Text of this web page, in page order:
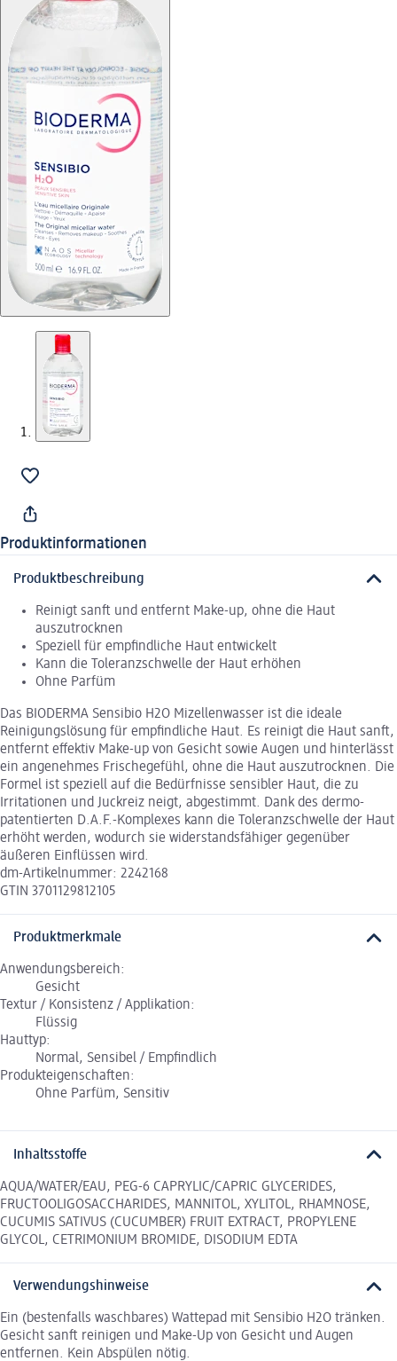
Produktinformationen
Produktbeschreibung
Reinigt sanft und entfernt Make-up, ohne die Haut
auszutrocknen
Speziell für empfindliche Haut entwickelt
Kann die Toleranzschwelle der Haut erhöhen
Ohne Parfüm
Das BIODERMA Sensibio H2O Mizellenwasser ist die ideale
Reinigungslösung für empfindliche Haut. Es reinigt die Haut sanft,
entfernt effektiv Make-up von Gesicht sowie Augen und hinterlässt
ein angenehmes Frischegefühl, ohne die Haut auszutrocknen. Die
Formel ist speziell auf die Bedürfnisse sensibler Haut, die zu
Irritationen und Juckreiz neigt, abgestimmt. Dank des dermo-
patentierten D.A.F.-Komplexes kann die Toleranzschwelle der Haut
erhöht werden, wodurch sie widerstandsfähiger gegenüber
äußeren Einflüssen wird.
dm-Artikelnummer: 2242168
GTIN 3701129812105
Produktmerkmale
Anwendungsbereich:
Gesicht
Textur / Konsistenz / Applikation:
Flüssig
Hauttyp:
Normal, Sensibel / Empfindlich
Produkteigenschaften:
Ohne Parfüm, Sensitiv
Inhaltsstoffe
AQUA/WATER/EAU, PEG-6 CAPRYLIC/CAPRIC GLYCERIDES,
FRUCTOOLIGOSACCHARIDES, MANNITOL, XYLITOL, RHAMNOSE,
CUCUMIS SATIVUS (CUCUMBER) FRUIT EXTRACT, PROPYLENE
GLYCOL, CETRIMONIUM BROMIDE, DISODIUM EDTA
Verwendungshinweise
Ein (bestenfalls waschbares) Wattepad mit Sensibio H2O tränken.
Gesicht sanft reinigen und Make-Up von Gesicht und Augen
entfernen. Kein Abspülen nötig.